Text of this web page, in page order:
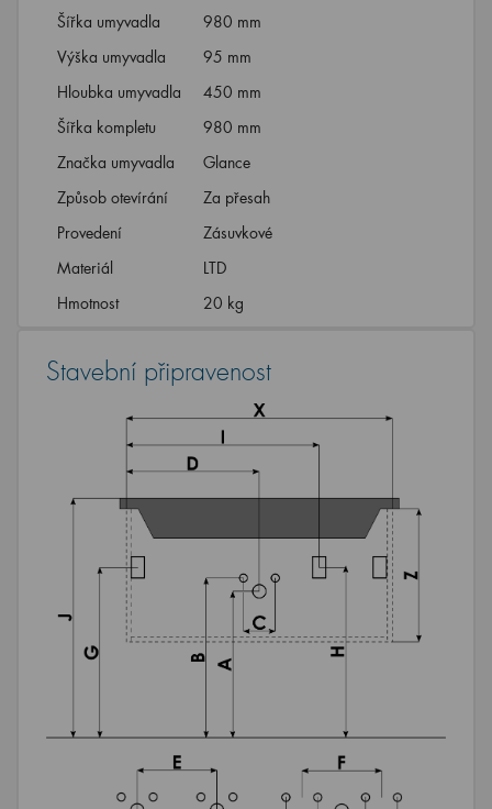
Šířka umyvadla
980 mm
Výška umyvadla
95 mm
Hloubka umyvadla
450 mm
Šířka kompletu
980 mm
Značka umyvadla
Glance
Způsob otevírání
Za přesah
Provedení
Zásuvkové
Materiál
LTD
Hmotnost
20 kg
Stavební připravenost